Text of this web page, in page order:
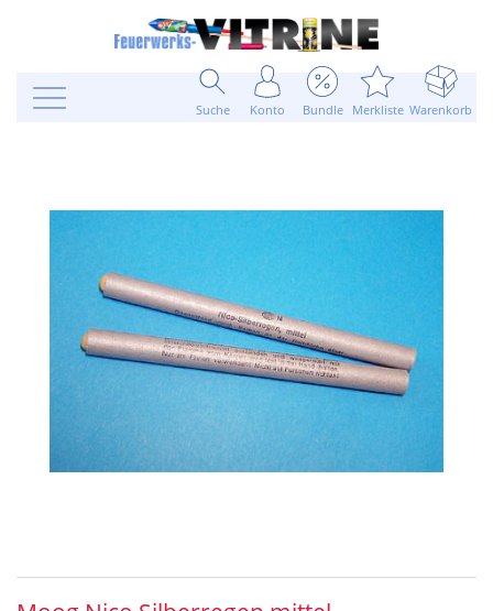
Suche Konto Bundle Merkliste Warenkorb